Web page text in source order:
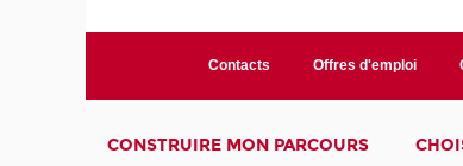
Contacts Offres d'emploi
CONSTRUIRE MON PARCOURS